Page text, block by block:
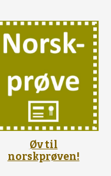
Øv til
norskprøven!